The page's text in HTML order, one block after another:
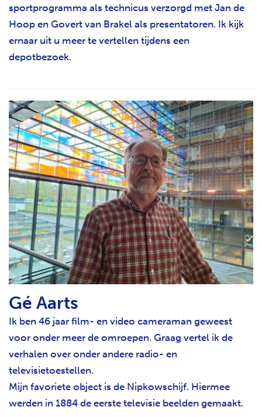
sportprogramma als technicus verzorgd met Jan de
Hoop en Govert van Brakel als presentatoren. Ik kijk
ernaar uit u meer te vertellen tijdens een
depotbezoek.
Gé Aarts
Ik ben 46 jaar film- en video cameraman geweest
voor onder meer de omroepen. Graag vertel ik de
verhalen over onder andere radio- en
televisietoestellen.
Mijn favoriete object is de Nipkowschijf. Hiermee
werden in 1884 de eerste televisie beelden gemaakt.